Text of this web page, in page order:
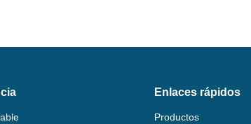
Enlaces rápidos
Productos